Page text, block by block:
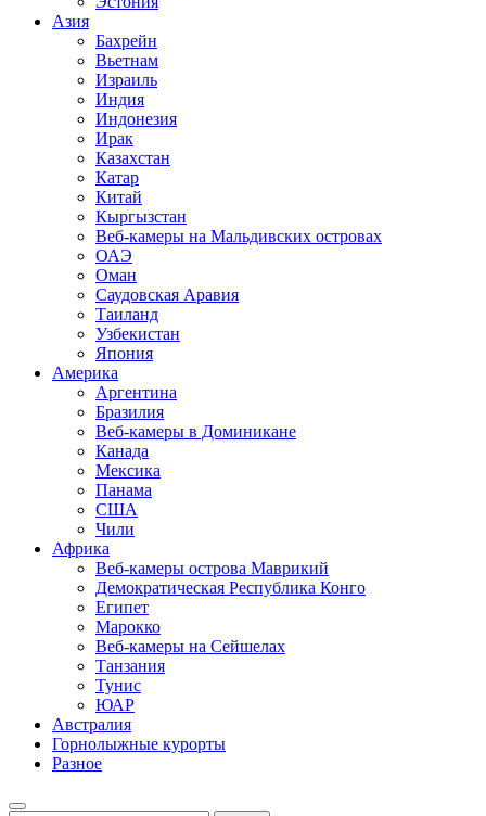
Азия
Бахрейн
Вьетнам
Израиль
Индия
Индонезия
Ирак
Казахстан
Катар
Китай
Кыргызстан
Веб-камеры на Мальдивских островах
ОАЭ
Оман
Саудовская Аравия
Таиланд
Узбекистан
Япония
Америка
Аргентина
Бразилия
Веб-камеры в Доминикане
Канада
Мексика
Панама
США
Чили
Африка
Веб-камеры острова Маврикий
Демократическая Республика Конго
Египет
Марокко
Веб-камеры на Сейшелах
Танзания
Тунис
ЮАР
Австралия
Горнолыжные курорты
Разное